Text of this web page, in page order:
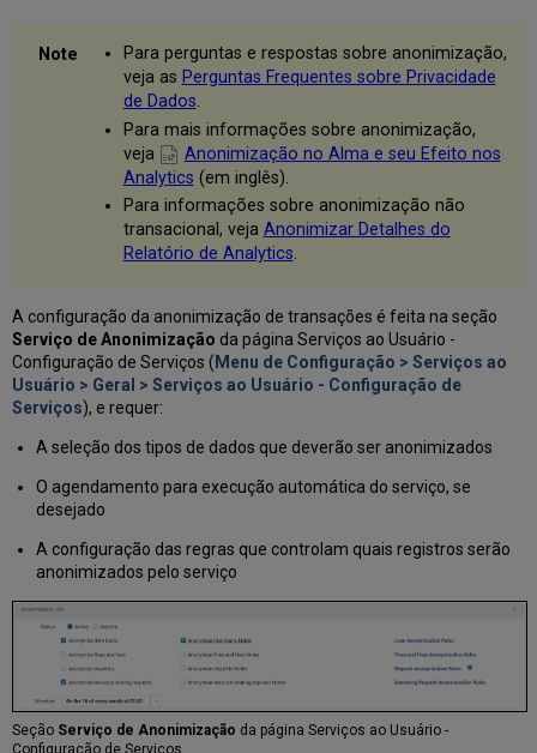
Para perguntas e respostas sobre anonimização,
veja as Perguntas Frequentes sobre Privacidade
de Dados.
Para mais informações sobre anonimização,
veja
Anonimização no Alma e seu Efeito nos
Analytics (em inglês).
Para informações sobre anonimização não
transacional, veja Anonimizar Detalhes do
Relatório de Analytics.
A configuração da anonimização de transações é feita na seção
Serviço de Anonimização da página Serviços ao Usuário -
Configuração de Serviços ( Menu de Configuração > Serviços ao
Usuário > Geral > Serviços ao Usuário - Configuração de
Serviços), e requer:
A seleção dos tipos de dados que deverão ser anonimizados
O agendamento para execução automática do serviço, se
desejado
A configuração das regras que controlam quais registros serão
anonimizados pelo serviço
Seção Serviço de Anonimização da página Serviços ao Usuário -
Configuração de Serviços